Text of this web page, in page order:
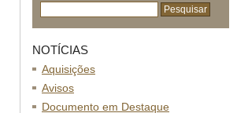
NOTÍCIAS
Aquisições
Avisos
Documento em Destaque